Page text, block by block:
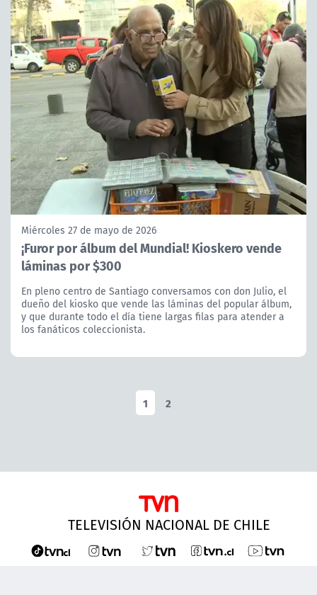
Miércoles 27 de mayo de 2026
¡Furor por álbum del Mundial! Kioskero vende
láminas por $300
En pleno centro de Santiago conversamos con don Julio, el
dueño del kiosko que vende las láminas del popular álbum,
y que durante todo el día tiene largas filas para atender a
los fanáticos coleccionista.
1 2
TELEVISIÓN NACIONAL DE CHILE